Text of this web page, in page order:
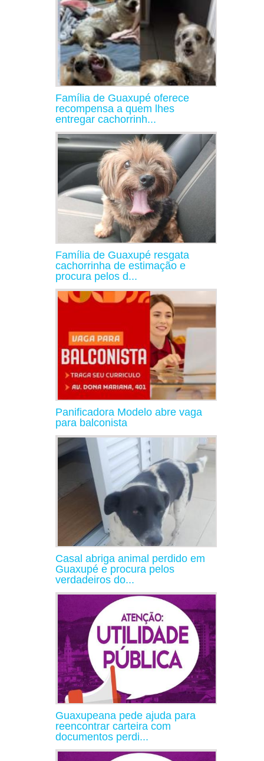
Família de Guaxupé oferece
recompensa a quem lhes
entregar cachorrinh...
Família de Guaxupé resgata
cachorrinha de estimação e
procura pelos d...
Panificadora Modelo abre vaga
para balconista
Casal abriga animal perdido em
Guaxupé e procura pelos
verdadeiros do...
Guaxupeana pede ajuda para
reencontrar carteira com
documentos perdi...